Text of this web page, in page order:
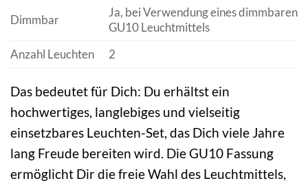
Dimmbar
Ja, bei Verwendung eines dimmbaren
GU10 Leuchtmittels
Anzahl Leuchten
2
Das bedeutet für Dich: Du erhältst ein
hochwertiges, langlebiges und vielseitig
einsetzbares Leuchten-Set, das Dich viele Jahre
lang Freude bereiten wird. Die GU10 Fassung
ermöglicht Dir die freie Wahl des Leuchtmittels,